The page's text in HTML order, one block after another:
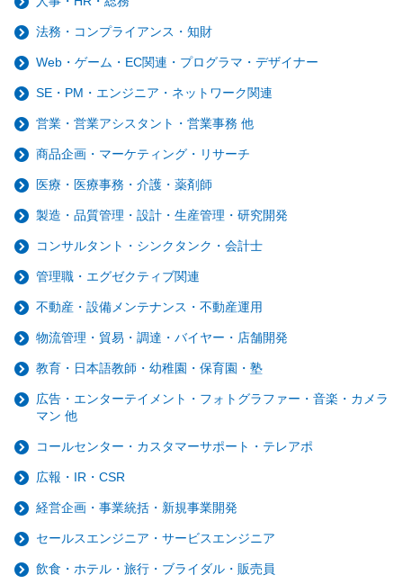
法務・コンプライアンス・知財
Web・ゲーム・EC関連・プログラマ・デザイナー
SE・PM・エンジニア・ネットワーク関連
営業・営業アシスタント・営業事務 他
商品企画・マーケティング・リサーチ
医療・医療事務・介護・薬剤師
製造・品質管理・設計・生産管理・研究開発
コンサルタント・シンクタンク・会計士
管理職・エグゼクティブ関連
不動産・設備メンテナンス・不動産運用
物流管理・貿易・調達・バイヤー・店舗開発
教育・日本語教師・幼稚園・保育園・塾
広告・エンターテイメント・フォトグラファー・音楽・カメラ
マン 他
コールセンター・カスタマーサポート・テレアポ
広報・IR・CSR
経営企画・事業統括・新規事業開発
セールスエンジニア・サービスエンジニア
飲食・ホテル・旅行・ブライダル・販売員